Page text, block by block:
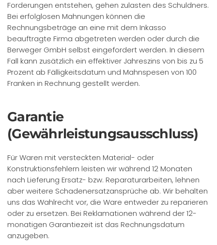
Forderungen entstehen, gehen zulasten des Schuldners.
Bei erfolglosen Mahnungen können die
Rechnungsbeträge an eine mit dem Inkasso
beauftragte Firma abgetreten werden oder durch die
Berweger GmbH selbst eingefordert werden. In diesem
Fall kann zusätzlich ein effektiver Jahreszins von bis zu 5
Prozent ab Fälligkeitsdatum und Mahnspesen von 100
Franken in Rechnung gestellt werden.
Garantie
(Gewährleistungsausschluss)
Für Waren mit versteckten Material- oder
Konstruktionsfehlern leisten wir während 12 Monaten
nach Lieferung Ersatz- bzw. Reparaturarbeiten, lehnen
aber weitere Schadenersatzansprüche ab. Wir behalten
uns das Wahlrecht vor, die Ware entweder zu reparieren
oder zu ersetzen. Bei Reklamationen während der 12-
monatigen Garantiezeit ist das Rechnungsdatum
anzugeben.